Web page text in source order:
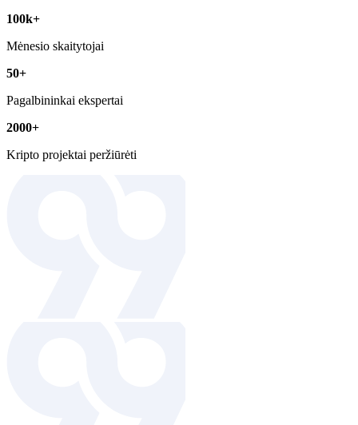
100k+
Mėnesio skaitytojai
50+
Pagalbininkai ekspertai
2000+
Kripto projektai peržiūrėti